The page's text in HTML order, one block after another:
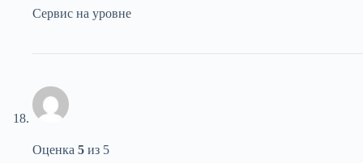
Сервис на уровне
Оценка 5 из 5